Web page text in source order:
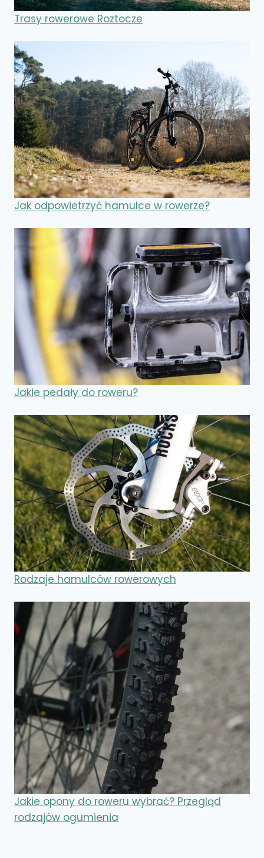
Trasy rowerowe Roztocze
Jak odpowietrzyć hamulce w rowerze?
Jakie pedały do roweru?
Rodzaje hamulców rowerowych
Jakie opony do roweru wybrać? Przegląd
rodzajów ogumienia